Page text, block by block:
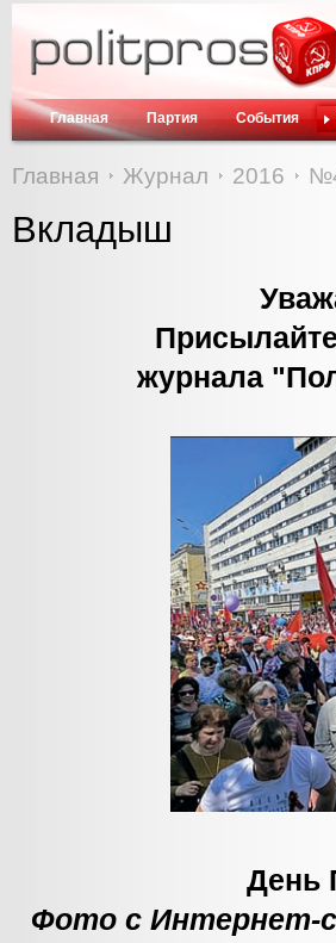
Главная Партия События
Главная Журнал 2016
Вкладыш
журнала
День
Фото с Интернет-